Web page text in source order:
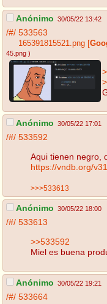
Anónimo 30/05/22 13:42
/#/ 533563
165391815521.png
45.png )
Anónimo 30/05/22 17:01
/#/ 533592
Aqui tienen negro,
https://vndb.org/
>>>533613
Anónimo 30/05/22 18:00
/#/ 533613
>>533592
Miel es buena
Anónimo 30/05/22 19:21
/#/ 533664